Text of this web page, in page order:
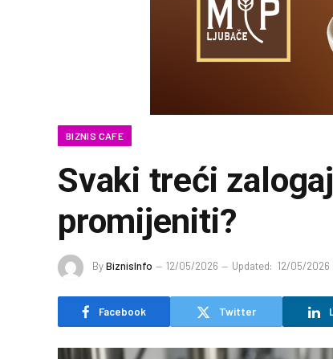
BIZNIS CAFE
Svaki treći
promijeniti?
ByBiznisInfo 12/05/2026 Updated: 12/05/2026
Facebook Twitter